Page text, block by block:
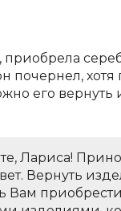
приобрела
почернел, хотя
его вернуть
Лариса!
Вернуть
Вам приобрести